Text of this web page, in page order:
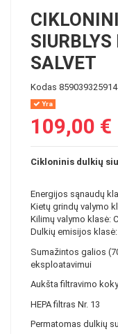
SALVET
Kodas
Yra
109,00 €
Cikloninis dulkių
Energijos sąnaudų
Kietų grindų valymo
Kilimų valymo klasė: C
Dulkių emisijos
Sumažintos galios
eksploatavimui
Aukšta filtravimo
HEPA filtras Nr. 13
Permatomas dulkių